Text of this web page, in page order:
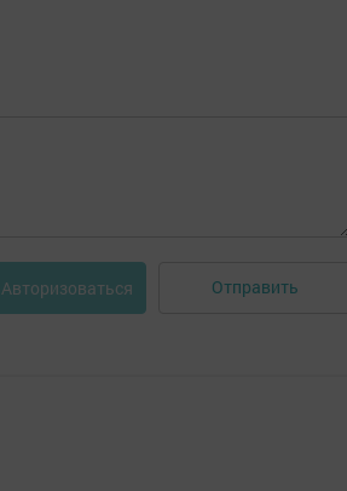
Авторизоваться Отправить